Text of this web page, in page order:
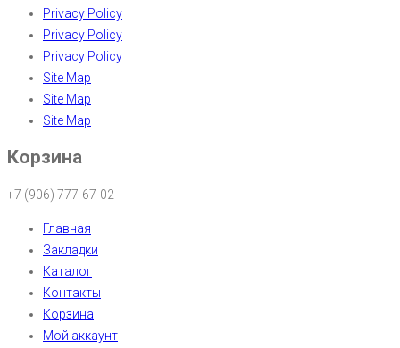
Privacy Policy
Privacy Policy
Privacy Policy
Site Map
Site Map
Site Map
Корзина
+7 (906) 777-67-02
Главная
Закладки
Каталог
Контакты
Корзина
Мой аккаунт